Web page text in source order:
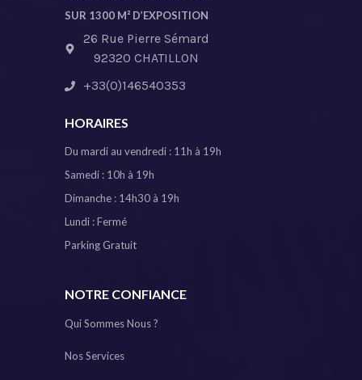
SUR 1300 M² D’EXPOSITION
26 Rue Pierre Sémard
92320 CHATILLON
+33(0)146540353
HORAIRES
Du mardi au vendredi : 11h à 19h
Samedi : 10h à 19h
Dimanche : 14h30 à 19h
Lundi : Fermé
Parking Gratuit
NOTRE CONFIANCE
Qui Sommes Nous ?
Nos Services